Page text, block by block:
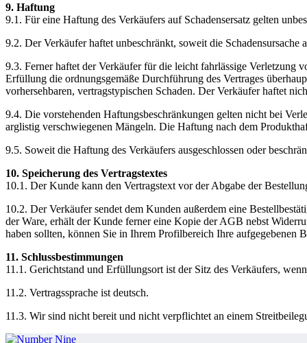
9. Haftung
9.1. Für eine Haftung des Verkäufers auf Schadensersatz gelten
9.2. Der Verkäufer haftet unbeschränkt, soweit die Schadensursache
9.3. Ferner haftet der Verkäufer für die leicht fahrlässige Verletzung
Erfüllung die ordnungsgemäße Durchführung des Vertrages
vorhersehbaren, vertragstypischen Schaden. Der Verkäufer haftet
9.4. Die vorstehenden Haftungsbeschränkungen gelten nicht bei
arglistig verschwiegenen Mängeln. Die Haftung nach dem
9.5. Soweit die Haftung des Verkäufers ausgeschlossen oder
10. Speicherung des Vertragstextes
10.1. Der Kunde kann den Vertragstext vor der Abgabe der
10.2. Der Verkäufer sendet dem Kunden außerdem eine
der Ware, erhält der Kunde ferner eine Kopie der AGB nebst
haben sollten, können Sie in Ihrem Profilbereich Ihre aufgegebenen
11. Schlussbestimmungen
11.1. Gerichtstand und Erfüllungsort ist der Sitz des Verkäufers,
11.2. Vertragssprache ist deutsch.
11.3. Wir sind nicht bereit und nicht verpflichtet an einem